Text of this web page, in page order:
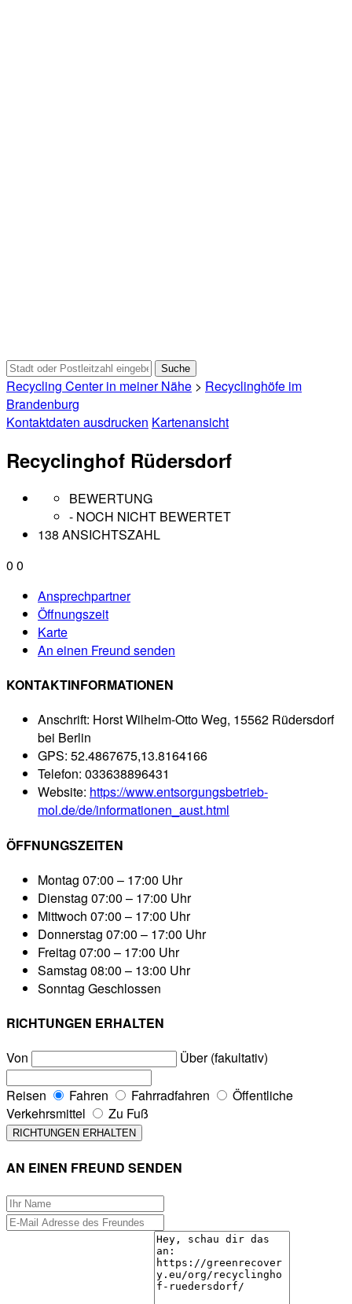
Recycling Center in meiner Nähe > Recyclinghöfe im
Brandenburg
Kontaktdaten ausdrucken Kartenansicht
Recyclinghof Rüdersdorf
BEWERTUNG
- NOCH NICHT BEWERTET
138 ANSICHTSZAHL
0 0
Ansprechpartner
Öffnungszeit
Karte
An einen Freund senden
KONTAKTINFORMATIONEN
Anschrift: Horst Wilhelm-Otto Weg, 15562 Rüdersdorf
bei Berlin
GPS: 52.4867675,13.8164166
Telefon: 033638896431
Website: https://www.entsorgungsbetrieb-
mol.de/de/informationen_aust.html
ÖFFNUNGSZEITEN
Montag 07:00 – 17:00 Uhr
Dienstag 07:00 – 17:00 Uhr
Mittwoch 07:00 – 17:00 Uhr
Donnerstag 07:00 – 17:00 Uhr
Freitag 07:00 – 17:00 Uhr
Samstag 08:00 – 13:00 Uhr
Sonntag Geschlossen
RICHTUNGEN ERHALTEN
Von
Über (fakultativ)
Reisen Fahren Fahrradfahren
Öffentliche
Verkehrsmittel
Zu Fuß
AN EINEN FREUND SENDEN